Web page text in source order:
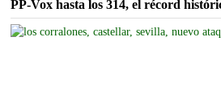
PP-Vox hasta los 314, el récord